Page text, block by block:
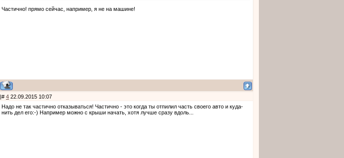
Частично! прямо сейчас, например, я не на машине!
|# 4 22.09.2015 10:07
Надо не так частично отказываться! Частично - это когда ты отпилил часть своего авто и куда-
нить дел его:-) Например можно с крыши начать, хотя лучше сразу вдоль...